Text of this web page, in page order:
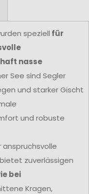
speziell für
nasse
See sind Segler
und starker Gischt
und robuste
anspruchsvolle
zuverlässigen
bei
Kragen,